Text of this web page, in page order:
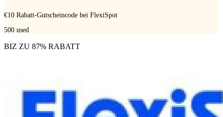
€10 Rabatt-Gutscheincode bei FlexiSpot
500 used
BIZ ZU 87% RABATT